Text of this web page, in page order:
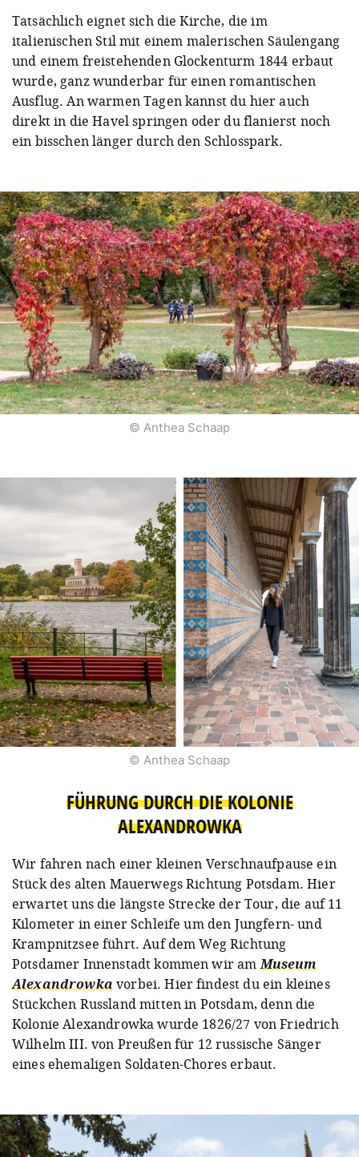
Tatsächlich eignet sich die Kirche, die im
italienischen Stil mit einem malerischen Säulengang
und einem freistehenden Glockenturm 1844 erbaut
wurde, ganz wunderbar für einen romantischen
Ausflug. An warmen Tagen kannst du hier auch
direkt in die Havel springen oder du flanierst noch
ein bisschen länger durch den Schlosspark.
© Anthea Schaap
© Anthea Schaap
FÜHRUNG DURCH DIE KOLONIE
ALEXANDROWKA
Wir fahren nach einer kleinen Verschnaufpause ein
Stück des alten Mauerwegs Richtung Potsdam. Hier
erwartet uns die längste Strecke der Tour, die auf 11
Kilometer in einer Schleife um den Jungfern- und
Krampnitzsee führt. Auf dem Weg Richtung
Potsdamer Innenstadt kommen wir amMuseum
Alexandrowka vorbei. Hier findest du ein kleines
Stückchen Russland mitten in Potsdam, denn die
Kolonie Alexandrowka wurde 1826/27 von Friedrich
Wilhelm III. von Preußen für 12 russische Sänger
eines ehemaligen Soldaten-Chores erbaut.